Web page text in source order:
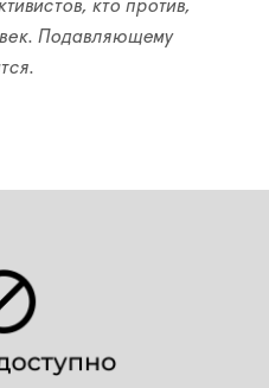
кто против,
Подавляющему